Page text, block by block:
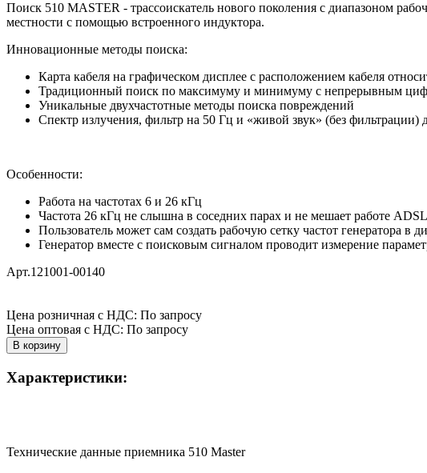
Поиск 510 MASTER - трассоискатель нового поколения с диапазоном
местности с помощью встроенного индуктора.
Инновационные методы поиска:
Карта кабеля на графическом дисплее с расположением кабеля
Традиционный поиск по максимуму и минимуму с непрерывным
Уникальные двухчастотные методы поиска повреждений
Спектр излучения, фильтр на 50 Гц и «живой звук» (без
Особенности:
Работа на частотах 6 и 26 кГц
Частота 26 кГц не слышна в соседних парах и не мешает работе
Пользователь может сам создать рабочую сетку частот генератора в
Генератор вместе с поисковым сигналом проводит измерение
Арт.121001-00140
Цена розничная с НДС: По запросу
Цена оптовая с НДС: По запросу
Характеристики:
Технические данные приемника 510 Master